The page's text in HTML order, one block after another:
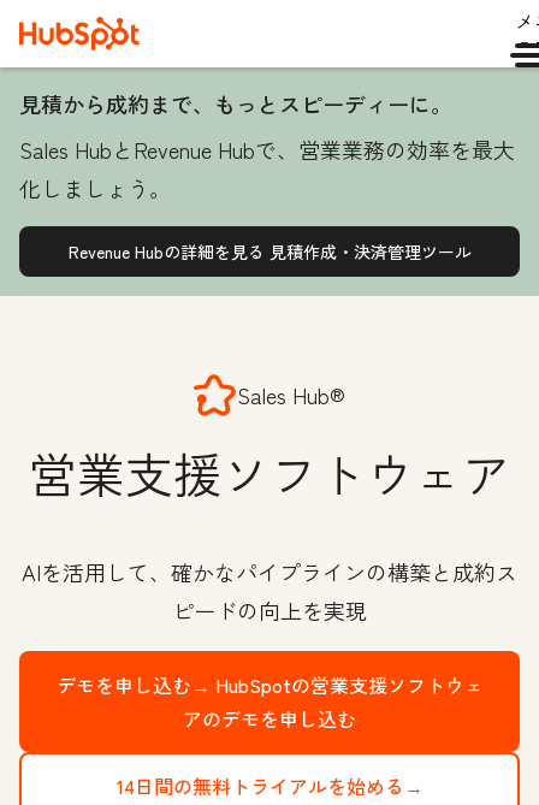
見積から成約まで、もっとスピーディーに。
Sales HubとRevenue Hubで、営業業務の効率を最大
化しましょう。
Revenue Hubの詳細を見る 見積作成・決済管理ツール
Sales Hub®
営業支援ソフトウェア
AIを活用して、確かなパイプラインの構築と成約ス
ピードの向上を実現
デモを申し込む→ HubSpotの営業支援ソフトウェ
アのデモを申し込む
14日間の無料トライアルを始める→